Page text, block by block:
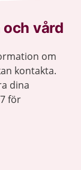
vård
om
kontakta.
dina
för